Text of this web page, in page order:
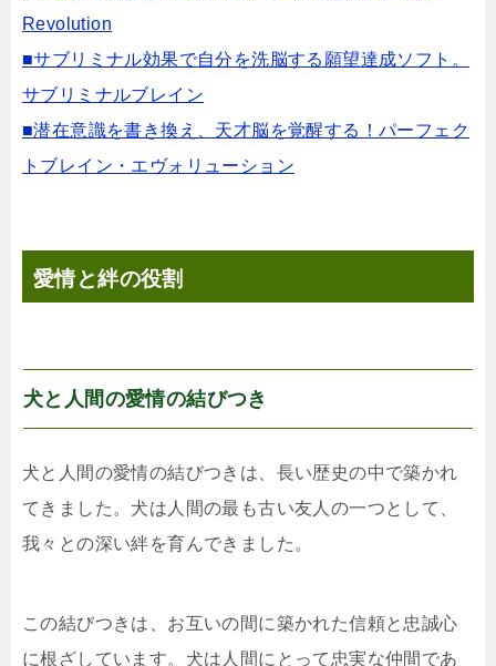
Revolution
■サブリミナル効果で自分を洗脳する願望達成ソフト。
サブリミナルブレイン
■潜在意識を書き換え、天才脳を覚醒する！パーフェク
トブレイン・エヴォリューション
愛情と絆の役割
犬と人間の愛情の結びつき
犬と人間の愛情の結びつきは、長い歴史の中で築かれ
てきました。犬は人間の最も古い友人の一つとして、
我々との深い絆を育んできました。
この結びつきは、お互いの間に築かれた信頼と忠誠心
に根ざしています。犬は人間にとって忠実な仲間であ